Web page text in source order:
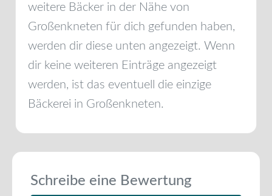
weitere Bäcker in der Nähe von
Großenkneten für dich gefunden haben,
werden dir diese unten angezeigt. Wenn
dir keine weiteren Einträge angezeigt
werden, ist das eventuell die einzige
Bäckerei in Großenkneten.
Schreibe eine Bewertung